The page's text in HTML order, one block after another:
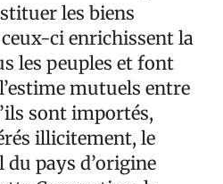
les biens
ci enrichissent la
les peuples et font
mutuels entre
sont importés,
illicitement, le
pays d’origine